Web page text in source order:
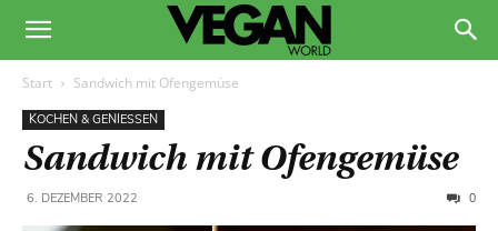
Start Sandwich mit Ofengemüse
KOCHEN & GENIESSEN
Sandwich mit Ofengemüse
6. DEZEMBER 2022 0